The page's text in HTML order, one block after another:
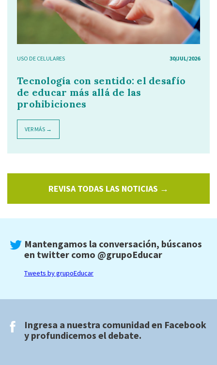
USO DE CELULARES 30/JUL/2026
Tecnología con sentido: el desafío
de educar más allá de las
prohibiciones
VER MÁS →
REVISA TODAS LAS NOTICIAS →
Mantengamos la conversación, búscanos
en twitter como @grupoEducar
Tweets by grupoEducar
Ingresa a nuestra comunidad en Facebook
y profundicemos el debate.